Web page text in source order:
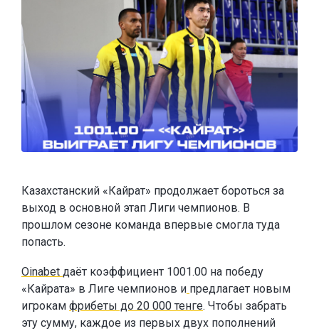
Казахстанский «Кайрат» продолжает бороться за
выход в основной этап Лиги чемпионов. В
прошлом сезоне команда впервые смогла туда
попасть.
Oinabet даёт коэффициент 1001.00 на победу
«Кайрата» в Лиге чемпионов и предлагает новым
игрокам фрибеты до 20 000 тенге. Чтобы забрать
эту сумму, каждое из первых двух пополнений